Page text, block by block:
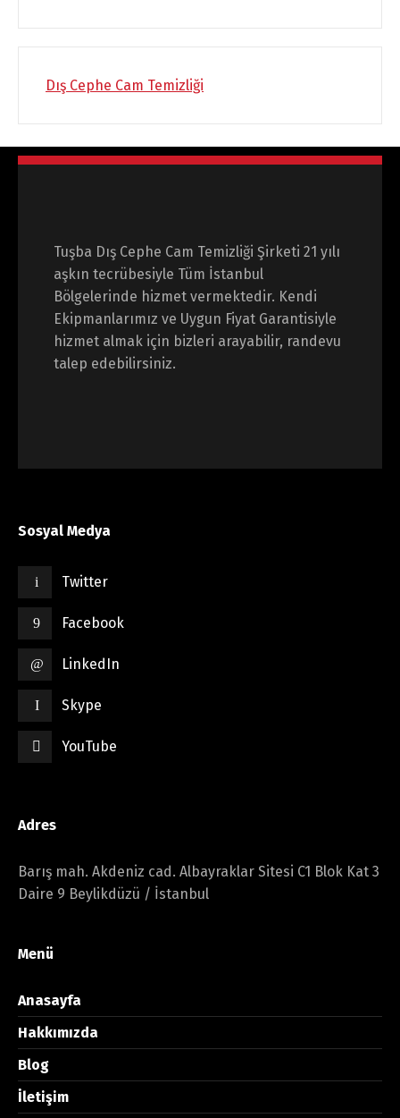
Dış Cephe Cam Temizliği
Tuşba Dış Cephe Cam Temizliği Şirketi 21 yılı
aşkın tecrübesiyle Tüm İstanbul
Bölgelerinde hizmet vermektedir. Kendi
Ekipmanlarımız ve Uygun Fiyat Garantisiyle
hizmet almak için bizleri arayabilir, randevu
talep edebilirsiniz.
Sosyal Medya
Twitter
Facebook
LinkedIn
Skype
YouTube
Adres
Barış mah. Akdeniz cad. Albayraklar Sitesi C1 Blok Kat 3
Daire 9 Beylikdüzü / İstanbul
Menü
Anasayfa
Hakkımızda
Blog
İletişim